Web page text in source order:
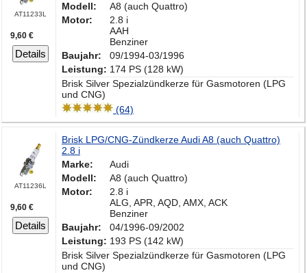
AT11233L
9,60 €
Details
Modell:
A8 (auch Quattro)
Motor:
2.8 i
AAH
Benziner
Baujahr:
09/1994-03/1996
Leistung: 174 PS (128 kW)
Brisk Silver Spezialzündkerze für Gasmotoren (LPG
und CNG)
(64)
AT11236L
9,60 €
Details
Brisk LPG/CNG-Zündkerze Audi A8 (auch Quattro)
2.8 i
Marke:
Audi
Modell:
A8 (auch Quattro)
Motor:
2.8 i
ALG, APR, AQD, AMX, ACK
Benziner
Baujahr:
04/1996-09/2002
Leistung: 193 PS (142 kW)
Brisk Silver Spezialzündkerze für Gasmotoren (LPG
und CNG)